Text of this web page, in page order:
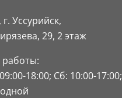
г. Уссурийск,
29, 2 этаж
работы:
18:00; Сб: 10:00-17:00;